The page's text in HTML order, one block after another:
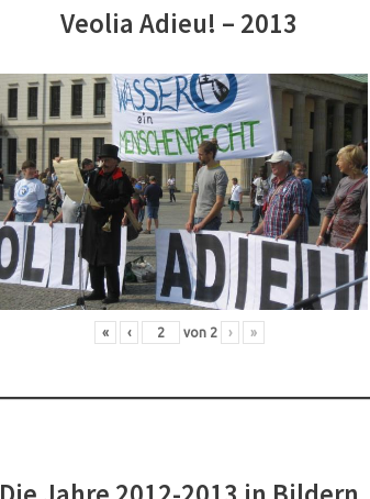
Veolia Adieu! – 2013
« ‹ von 2 › »